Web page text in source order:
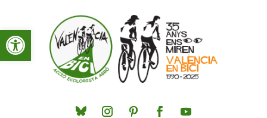
Obre la barra d'eines